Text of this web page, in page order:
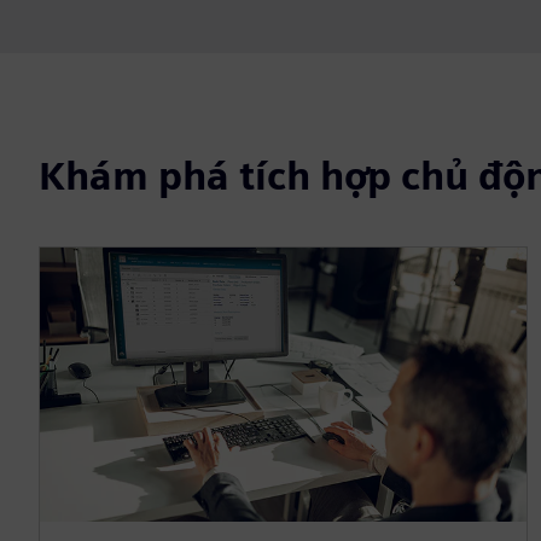
Khám phá tích hợp chủ